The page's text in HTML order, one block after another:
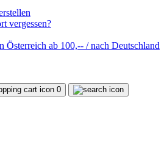
vergessen?
Österreich ab 100,-- / nach Deutschland
0